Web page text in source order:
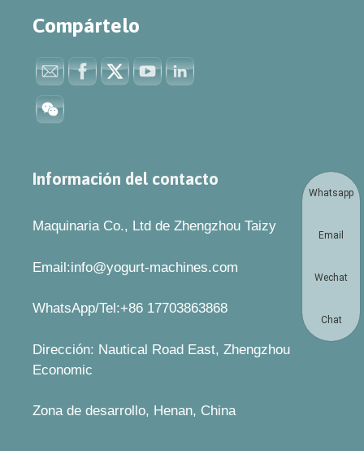
Compártelo
Información del contacto
Maquinaria Co., Ltd de Zhengzhou Taizy
Email:info@yogurt-machines.com
WhatsApp/Tel:+86 17703863868
Dirección: Nautical Road East, Zhengzhou
Economic
Zona de desarrollo, Henan, China
Whatsapp
Email
Wechat
Chat